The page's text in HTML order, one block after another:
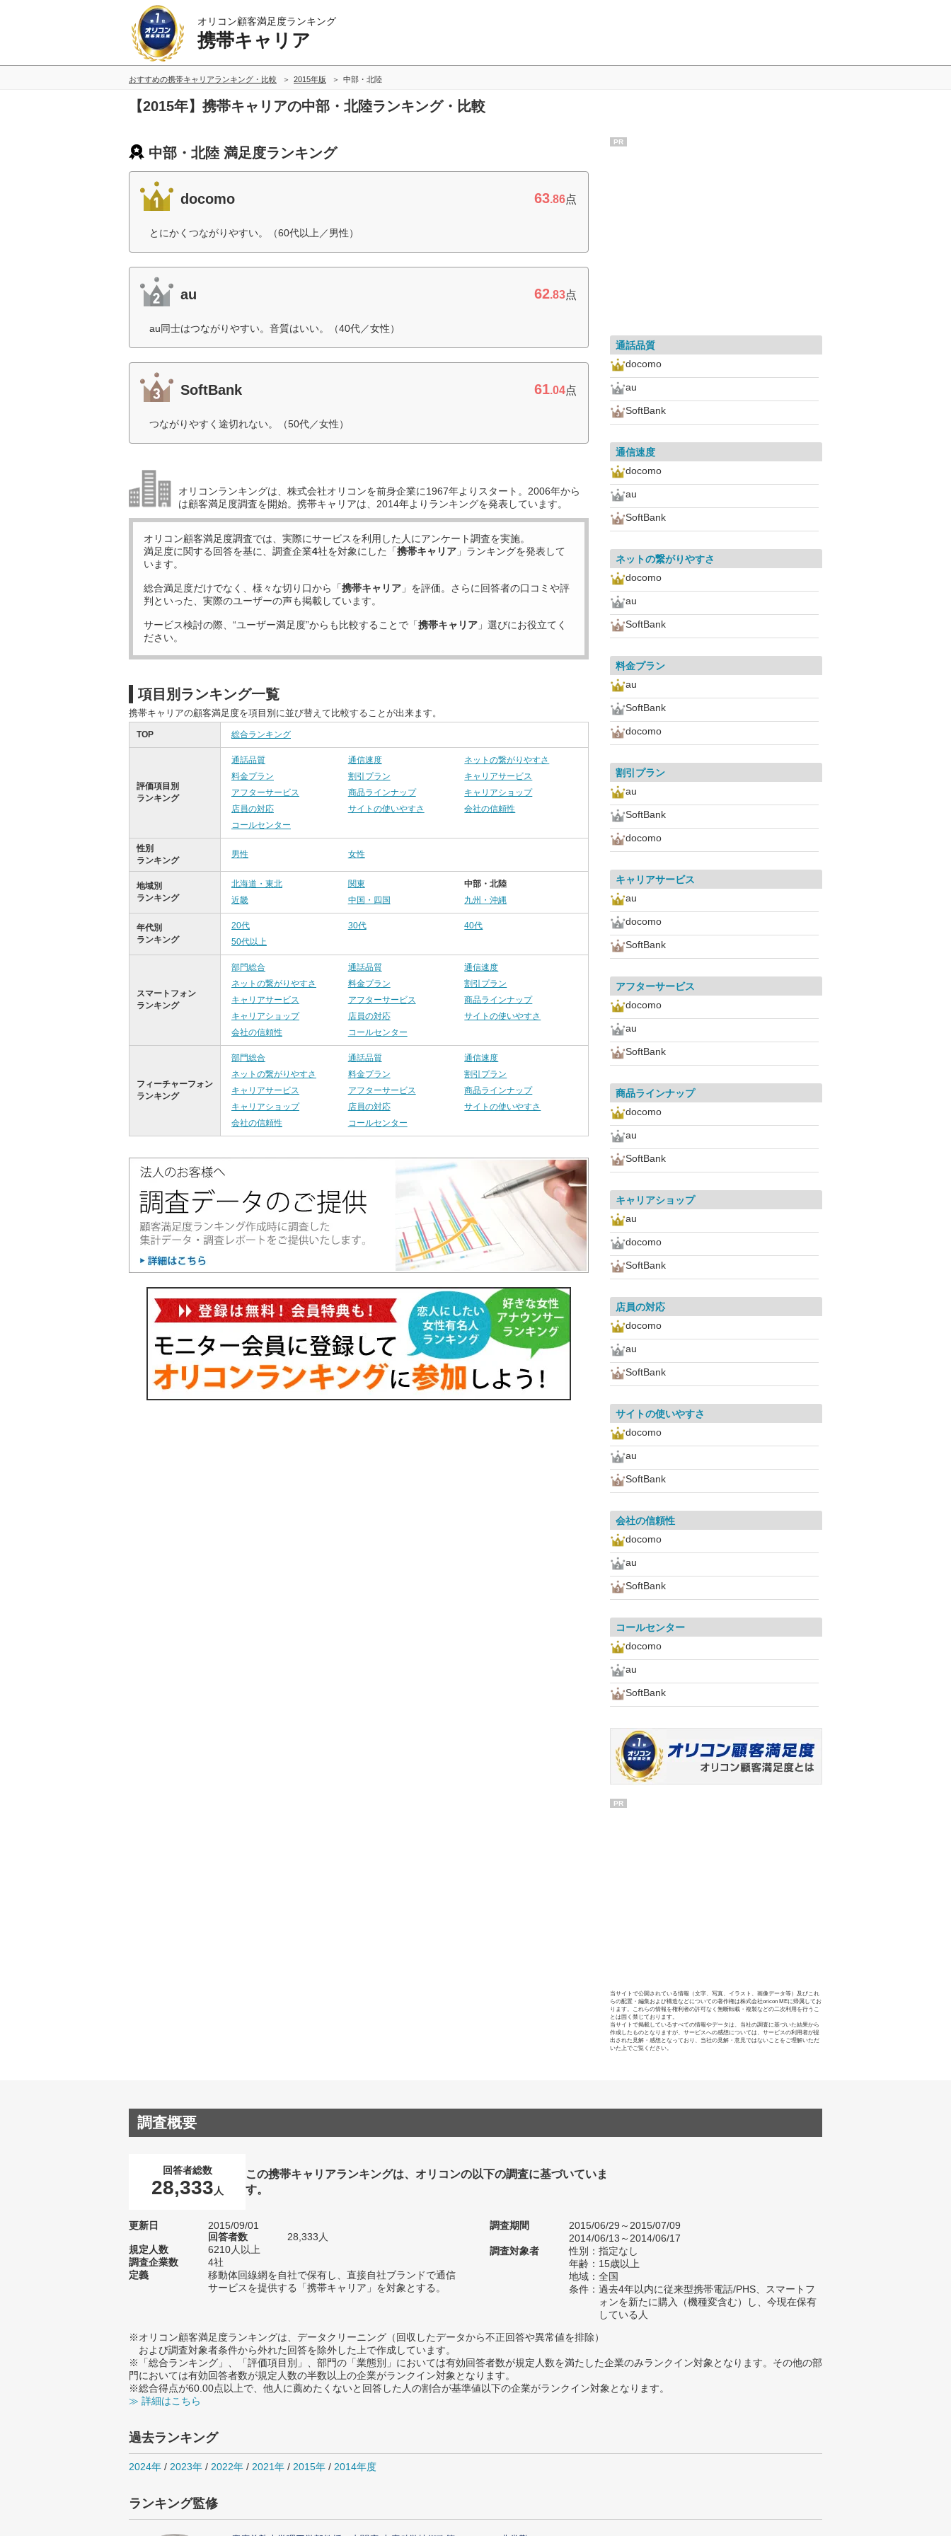
オリコン顧客満足度ランキング
携帯キャリア
おすすめの携帯キャリアランキング・比較 2015年版 中部・北陸
【2015年】携帯キャリアの中部・北陸ランキング・比較
中部・北陸 満足度ランキング
docomo 63.86点
とにかくつながりやすい。（60代以上／男性）
au 62.83点
au同士はつながりやすい。音質はいい。（40代／女性）
SoftBank 61.04点
つながりやすく途切れない。（50代／女性）
オリコンランキングは、株式会社オリコンを前身企業に1967年よりスタート。2006年から
は顧客満足度調査を開始。携帯キャリアは、2014年よりランキングを発表しています。
オリコン顧客満足度調査では、実際にサービスを利用した 人にアンケート調査を実施。
満足度に関する回答を基に、調査企業4社を対象にした「携帯キャリア 」ランキングを発表して
います。
総合満足度だけでなく、様々な切り口から「携帯キャリア 」を評価。さらに回答者の口コミや評
判といった、実際のユーザーの声も掲載しています。
サービス検討の際、“ユーザー満足度”からも比較することで「携帯キャリア 」選びにお役立てく
ださい。
項目別ランキング一覧
携帯キャリアの顧客満足度を項目別に並び替えて比較することが出来ます。
TOP 総合ランキング
評価項目別
ランキング
通話品質 通信速度
ネットの繋がりやすさ
料金プラン
割引プラン
キャリアサービス
アフターサービス
商品ラインナップ
キャリアショップ
店員の対応
サイトの使いやすさ
会社の信頼性
コールセンター
性別
ランキング
男性 女性
地域別
ランキング
北海道・東北 関東
中部・北陸
近畿
中国・四国 九州・沖縄
年代別
ランキング
20代 30代
40代
50代以上
スマートフォン
ランキング
部門総合 通話品質
通信速度
ネットの繋がりやすさ
料金プラン
割引プラン
キャリアサービス
アフターサービス
商品ラインナップ
キャリアショップ
店員の対応
サイトの使いやすさ
会社の信頼性
コールセンター
フィーチャーフォン
ランキング
部門総合 通話品質
通信速度
ネットの繋がりやすさ
料金プラン
割引プラン
キャリアサービス
アフターサービス
商品ラインナップ
キャリアショップ
店員の対応
サイトの使いやすさ
会社の信頼性
コールセンター
PR
通話品質
docomo
au
SoftBank
通信速度
docomo
au
SoftBank
ネットの繋がりやすさ
docomo
au
SoftBank
料金プラン
au
SoftBank
docomo
割引プラン
au
SoftBank
docomo
キャリアサービス
au
docomo
SoftBank
アフターサービス
docomo
au
SoftBank
商品ラインナップ
docomo
au
SoftBank
キャリアショップ
au
docomo
SoftBank
店員の対応
docomo
au
SoftBank
サイトの使いやすさ
docomo
au
SoftBank
会社の信頼性
docomo
au
SoftBank
コールセンター
docomo
au
SoftBank
PR
当サイトで公開されている情報（文字、写真、イラスト、画像データ等）及びこれ
らの配置・編集および構造などについての著作権は株式会社oricon MEに帰属してお
ります。これらの情報を権利者の許可なく無断転載・複製などの二次利用を行うこ
とは固く禁じております。
当サイトで掲載しているすべての情報やデータは、当社の調査に基づいた結果から
作成したものとなりますが、サービスへの感想については、サービスの利用者が提
出された見解・感想となっており、当社の見解・意見ではないことをご理解いただ
いた上でご覧ください。
調査概要
回答者総数
28,333 人
この携帯キャリアランキングは、オリコンの以下の調査に基づいていま
す。
更新日
2015/09/01
回答者数
28,333人
規定人数
6210人以上
調査企業数
4社
定義
移動体回線網を自社で保有し、直接自社ブランドで通信
サービスを提供する「携帯キャリア」を対象とする。
調査期間
2015/06/29～2015/07/09
2014/06/13～2014/06/17
調査対象者
性別：指定なし
年齢：15歳以上
地域：全国
条件：過去4年以内に従来型携帯電話/PHS、スマートフ
ォンを新たに購入（機種変含む）し、今現在保有
している人
※オリコン顧客満足度ランキングは、データクリーニング（回収したデータから不正回答や異常値を排除）
および調査対象者条件から外れた回答を除外した上で作成しています。
※「総合ランキング」、「評価項目別」、部門の「業態別」においては有効回答者数が規定人数を満たした企業のみランクイン対象となります。その他の部
門においては有効回答者数が規定人数の半数以上の企業がランクイン対象となります。
※総合得点が60.00点以上で、他人に薦めたくないと回答した人の割合が基準値以下の企業がランクイン対象となります。
≫ 詳細はこちら
過去ランキング
2024年 / 2023年 / 2022年 / 2021年 / 2015年 / 2014年度
ランキング監修